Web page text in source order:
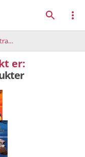
er: